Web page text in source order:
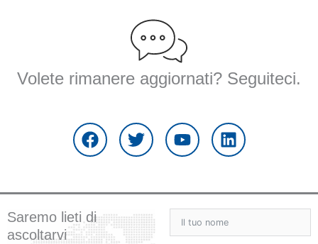
Volete rimanere aggiornati? Seguiteci.
a
c
e
o
o
k
w
i
t
e
r
o
u
t
b
e
i
n
k
d
i
n
Saremo lieti di
ascoltarvi